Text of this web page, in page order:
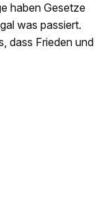
haben Gesetze
was passiert.
dass Frieden und